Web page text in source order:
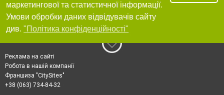
маркетингової та статистичної інформації.
Умови обробки даних відвідувачів сайту
див. "Політика конфіденційності"
Реклама на сайті
Робота в нашій компанії
Франшиза "CitySites"
+38 (063) 734-84-32